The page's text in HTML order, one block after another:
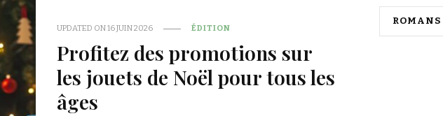
UPDATED ON16 JUIN 2026 ÉDITION
Profitez des promotions sur
les jouets de Noël pour tous les
âges
ROMANS